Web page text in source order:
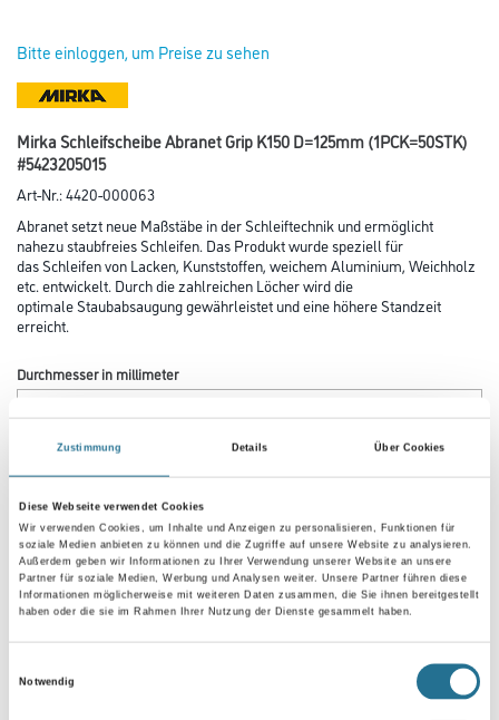
Zustimmung Details Über Cookies
Diese Webseite verwendet Cookies
Wir verwenden Cookies, um Inhalte und Anzeigen zu personalisieren, Funktionen für
soziale Medien anbieten zu können und die Zugriffe auf unsere Website zu analysieren.
Außerdem geben wir Informationen zu Ihrer Verwendung unserer Website an unsere
Partner für soziale Medien, Werbung und Analysen weiter. Unsere Partner führen diese
Informationen möglicherweise mit weiteren Daten zusammen, die Sie ihnen bereitgestellt
haben oder die sie im Rahmen Ihrer Nutzung der Dienste gesammelt haben.
Notwendig
Bitte einloggen, um Preise zu sehen
Mirka Schleifscheibe Abranet Grip K150 D=125mm (1PCK=50STK)
#5423205015
Art-Nr.:4420-000063
Abranet setzt neue Maßstäbe in der Schleiftechnik und ermöglicht
nahezu staubfreies Schleifen. Das Produkt wurde speziell für
das Schleifen von Lacken, Kunststoffen, weichem Aluminium, Weichholz
etc. entwickelt. Durch die zahlreichen Löcher wird die
optimale Staubabsaugung gewährleistet und eine höhere Standzeit
erreicht.
Durchmesser in millimeter
Umrechnungsfaktoren